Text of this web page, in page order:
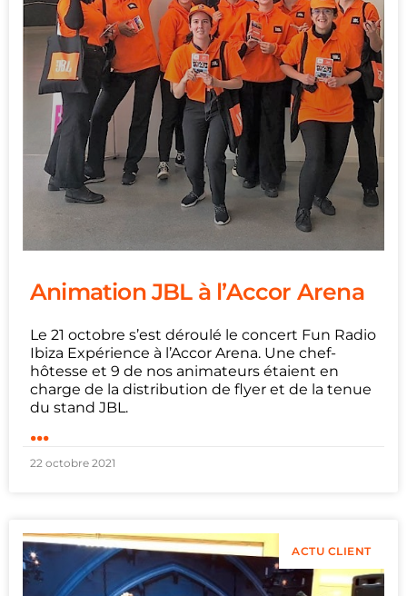
Animation JBL à l’Accor Arena
Le 21 octobre s’est déroulé le concert Fun Radio
Ibiza Expérience à l’Accor Arena. Une chef-
hôtesse et 9 de nos animateurs étaient en
charge de la distribution de flyer et de la tenue
du stand JBL.
...
22 octobre 2021
ACTU CLIENT